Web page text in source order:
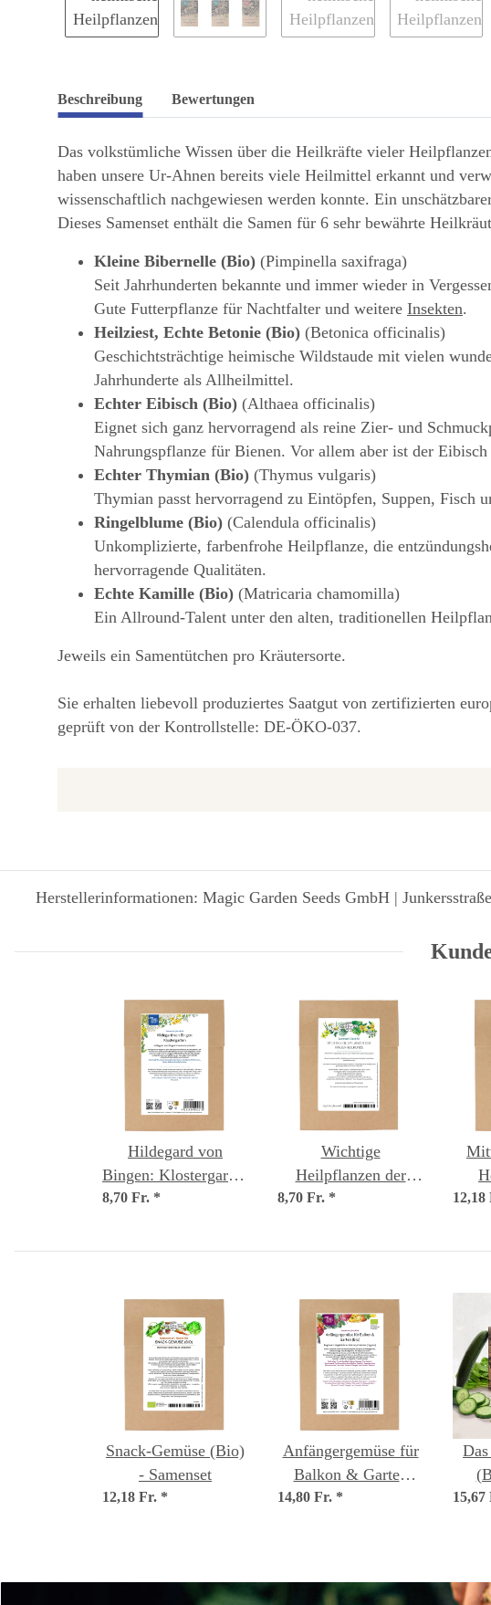
Beschreibung Bewertungen
Das volkstümliche Wissen über die Heilkräfte vieler
haben unsere Ur-Ahnen bereits viele Heilmittel erkannt und
wissenschaftlich nachgewiesen werden konnte. Ein
Dieses Samenset enthält die Samen für 6 sehr bewährte
Kleine Bibernelle (Bio) (Pimpinella saxifraga)
Seit Jahrhunderten bekannte und immer wieder in
Gute Futterpflanze für Nachtfalter und weitere Insekten.
Heilziest, Echte Betonie (Bio) (Betonica officinalis)
Geschichtsträchtige heimische Wildstaude mit vielen
Jahrhunderte als Allheilmittel.
Echter Eibisch (Bio) (Althaea officinalis)
Eignet sich ganz hervorragend als reine Zier- und
Nahrungspflanze für Bienen. Vor allem aber ist der
Echter Thymian (Bio) (Thymus vulgaris)
Thymian passt hervorragend zu Eintöpfen, Suppen, Fisch
Ringelblume (Bio) (Calendula officinalis)
Unkomplizierte, farbenfrohe Heilpflanze, die
hervorragende Qualitäten.
Echte Kamille (Bio) (Matricaria chamomilla)
Ein Allround-Talent unter den alten, traditionellen
Jeweils ein Samentütchen pro Kräutersorte.
Sie erhalten liebevoll produziertes Saatgut von zertifizierten
geprüft von der Kontrollstelle: DE-ÖKO-037.
Herstellerinformationen: Magic Garden Seeds GmbH |
Hildegard von
Bingen: Klostergarten
- Samenset
8,70 Fr. *
Wichtige
Heilpflanzen der
Frauenheilkunde -
8,70 Fr. * 12,18
Snack-Gemüse (Bio)
- Samenset
12,18 Fr. *
Anfängergemüse für
Balkon & Garten
(Bio) - Samenset
14,80 Fr. * 15,67